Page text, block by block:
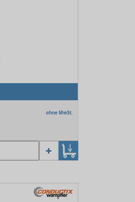
ohne MwSt.